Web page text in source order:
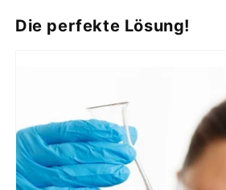
Die perfekte Lösung!